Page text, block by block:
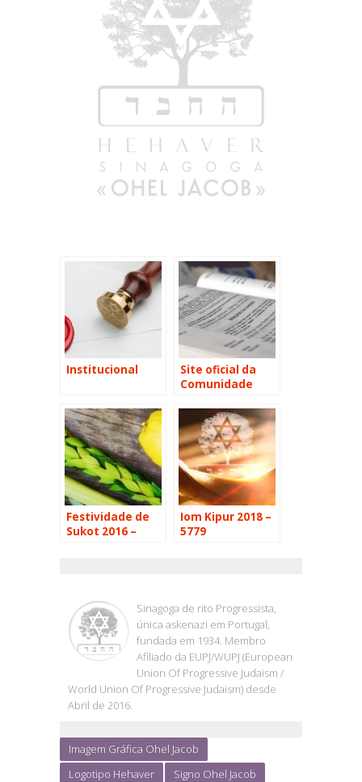
Institucional
Site oficial da
Comunidade
Sinagoga Ohel
Jacob
Festividade de
Sukot 2016 –
Iom Kipur 2018 –
5779
Sinagoga de rito Progressista,
única askenazi em Portugal,
fundada em 1934. Membro
Afiliado da EUPJ/WUPJ (European
Union Of Progressive Judaism /
World Union Of Progressive Judaism) desde
Abril de 2016.
Imagem Gráfica Ohel Jacob
Logotipo Hehaver
Signo Ohel Jacob